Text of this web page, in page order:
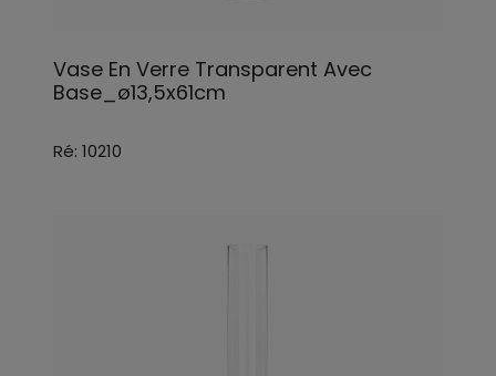
Vase En Verre Transparent Avec
Base_ø13,5x61cm
Ré: 10210